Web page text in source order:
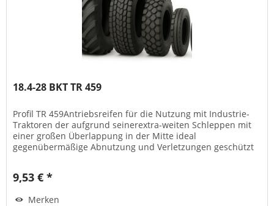
18.4-28 BKT TR 459
Profil TR 459Antriebsreifen für die Nutzung mit Industrie-
Traktoren der aufgrund seinerextra-weiten Schleppen mit
einer großen Überlappung in der Mitte ideal
gegenübermäßige Abnutzung und Verletzungen geschützt
9,53 € *
Merken